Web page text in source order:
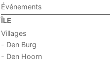
Événements
ÎLE
Villages
- Den Burg
- Den Hoorn